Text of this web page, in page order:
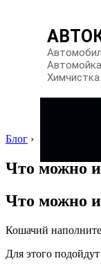
Химчистка
Блог ›
Что можно
Что можно
Кошачий
Для этого